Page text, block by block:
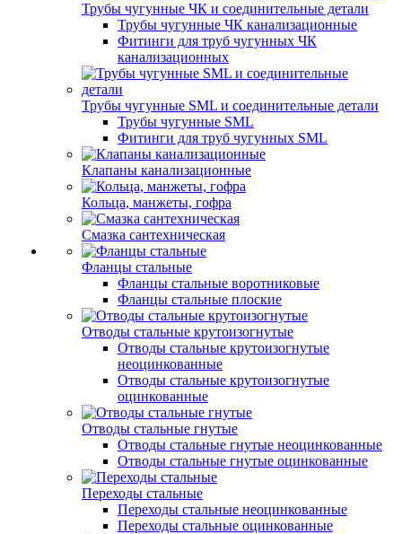
Трубы чугунные ЧК и соединительные детали
Трубы чугунные ЧК канализационные
Фитинги для труб чугунных ЧК
канализационных
Трубы чугунные SML и соединительные детали
Трубы чугунные SML
Фитинги для труб чугунных SML
Клапаны канализационные
Кольца, манжеты, гофра
Смазка сантехническая
Фланцы стальные
Фланцы стальные воротниковые
Фланцы стальные плоские
Отводы стальные крутоизогнутые
Отводы стальные крутоизогнутые
неоцинкованные
Отводы стальные крутоизогнутые
оцинкованные
Отводы стальные гнутые
Отводы стальные гнутые неоцинкованные
Отводы стальные гнутые оцинкованные
Переходы стальные
Переходы стальные неоцинкованные
Переходы стальные оцинкованные